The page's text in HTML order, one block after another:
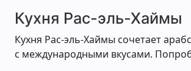
Кухня Рас-эль-Хаймы
Кухня Рас-эль-Хаймы сочетает
с международными вкусами.